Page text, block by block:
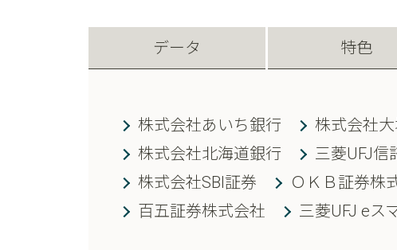
データ 特色
株式会社あいち銀行 株式会社
株式会社北海道銀行
三菱UFJ信
株式会社SBI証券
ＯＫＢ証券株
百五証券株式会社
三菱UFJ eス